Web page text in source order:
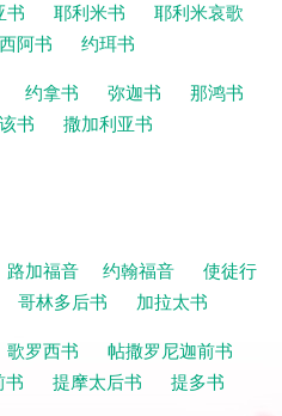
书 耶利米书
耶利米哀歌
阿书
约珥书
约拿书 弥迦书
那鸿书
书
撒加利亚书
路加福音 约翰福音
使徒行
哥林多后书
加拉太书
歌罗西书
帖撒罗尼迦前书
书 提摩太后书
提多书